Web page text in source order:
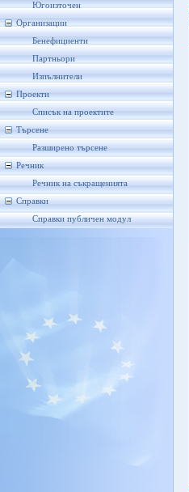
Югоизточен
Организации
Бенефициенти
Партньори
Изпълнители
Проекти
Списък на проектите
Търсене
Разширено търсене
Речник
Речник на съкращенията
Справки
Справки публичен модул